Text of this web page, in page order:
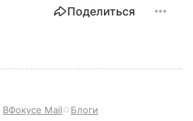
Поделиться
ВФокусе Mail Блоги